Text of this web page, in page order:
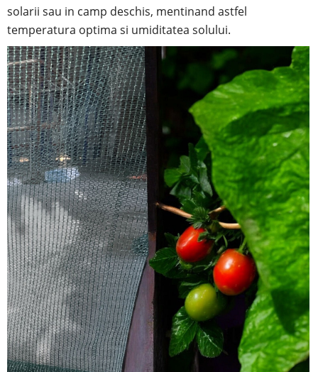
solarii sau in camp deschis, mentinand astfel
temperatura optima si umiditatea solului.